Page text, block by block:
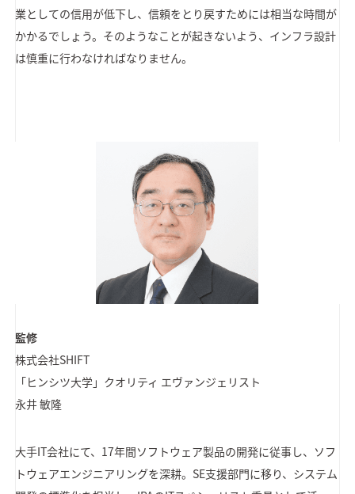
業としての信用が低下し、信頼をとり戻すためには相当な時間が
かかるでしょう。そのようなことが起きないよう、インフラ設計
は慎重に行わなければなりません。
監修
株式会社SHIFT
「ヒンシツ大学」クオリティ エヴァンジェリスト
永井 敏隆
大手IT会社にて、17年間ソフトウェア製品の開発に従事し、ソフ
トウェアエンジニアリングを深耕。SE支援部門に移り、システム